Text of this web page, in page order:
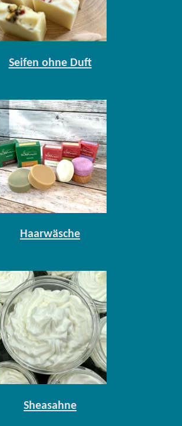
Seifen ohne Duft
Haarwäsche
Sheasahne